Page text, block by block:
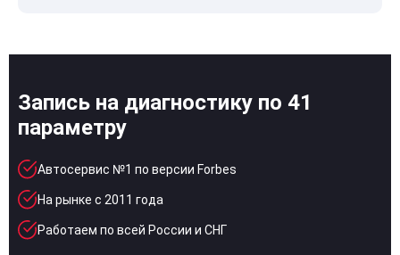
Запись на диагностику по 41
параметру
Автосервис №1 по версии Forbes
На рынке с 2011 года
Работаем по всей России и СНГ